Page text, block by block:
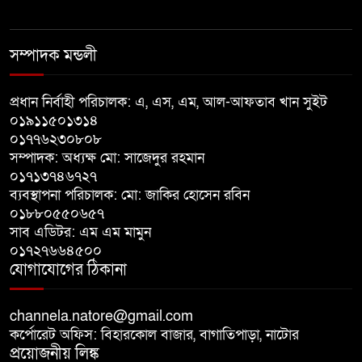
আলী আকবর
লক্ষ্মীপুর থেকে গ্রেপ্তার
সৌদি আরবে সোফা কারখানায়
অগ্নিকাণ্ডে নলডাঙ্গার তিন প্রবাসী নিহত
সম্পাদক মন্ডলী
প্রধান নির্বাহী পরিচালক: এ, এস, এম, আল-আফতাব খান সুইট
০১৯১১৫০১৩১৪
০১৭৭৬২৩০৮০৮
সম্পাদক: অধ্যক্ষ মো: সাজেদুর রহমান
০১৭১৩৭৪৬৭২৭
ব্যবস্থাপনা পরিচালক: মো: জাকির হোসেন রবিন
০১৮৮০৫৫০৬৫৭
সাব এডিটর: এম এম মামুন
০১৭২৭৬৬৪৫০০
যোগাযোগের ঠিকানা
channela.natore@gmail.com
কর্পোরেট অফিস: বিহারকোল বাজার, বাগাতিপাড়া, নাটোর
প্রয়োজনীয় লিঙ্ক